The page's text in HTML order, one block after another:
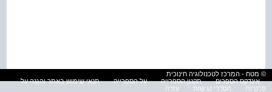
© מטח - המרכז לטכנולוגיה חינוכית
אינדקס הספרים
תקנון הספרייה על הספרייה
תנאי שימוש באתר והגנה על
פרטיות
הסדרי נגישות עזרה